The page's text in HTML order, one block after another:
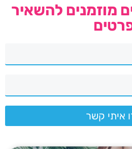
מוזמנים להשאיר
איתי קשר